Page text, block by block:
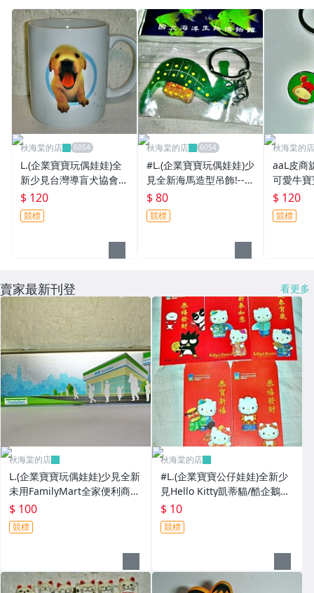
秋海棠的店
L.(企業寶寶玩偶娃娃)全
新少見台灣導盲犬協會可
愛狗狗造型馬克杯!--限量
發行值得收藏!
$ 120
競標
秋海棠的店
#L.(企業寶寶玩偶娃娃)少
見全新海馬造型吊飾!--值
得收藏!!/長5/-P
$ 80
競標
秋海棠的店
aaL皮商
可愛牛
值得收
$ 120
競標
賣家最新刊登 看更多
秋海棠的店
L.(企業寶寶玩偶娃娃)少見全新
未用FamilyMart全家便利商店
鐵質筆盒!--值得擁有!
$ 100
競標
秋海棠的店
#L.(企業寶寶公仔娃娃)全新少
見Hello Kitty凱蒂貓/酷企鵝造
型紅包袋5個一套誠泰銀行所
贈!
$ 10
競標